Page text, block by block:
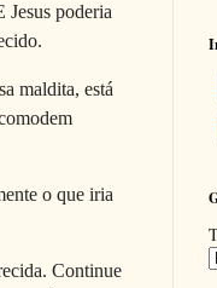
Jesus poderia
maldita, está
o que iria
Continue